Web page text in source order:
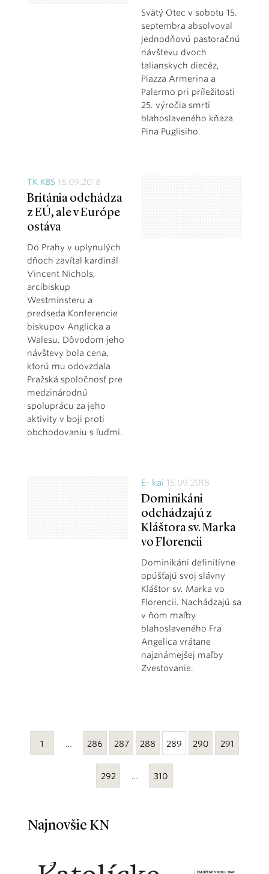
Svätý Otec v sobotu 15.
septembra absolvoval
jednodňovú pastoračnú
návštevu dvoch
talianskych diecéz,
Piazza Armerina a
Palermo pri príležitosti
25. výročia smrti
blahoslaveného kňaza
Pina Puglisiho.
TK KBS 15.09.2018
Británia odchádza
z EÚ, ale v Európe
ostáva
Do Prahy v uplynulých
dňoch zavítal kardinál
Vincent Nichols,
arcibiskup
Westminsteru a
predseda Konferencie
biskupov Anglicka a
Walesu. Dôvodom jeho
návštevy bola cena,
ktorú mu odovzdala
Pražská spoločnosť pre
medzinárodnú
spoluprácu za jeho
aktivity v boji proti
obchodovaniu s ľuďmi.
E- kai 15.09.2018
Dominikáni
odchádzajú z
Kláštora sv. Marka
vo Florencii
Dominikáni definitívne
opúšťajú svoj slávny
Kláštor sv. Marka vo
Florencii. Nachádzajú sa
v ňom maľby
blahoslaveného Fra
Angelica vrátane
najznámejšej maľby
Zvestovanie.
1 … 286 287 288 289 290 291
292 … 310
Najnovšie KN